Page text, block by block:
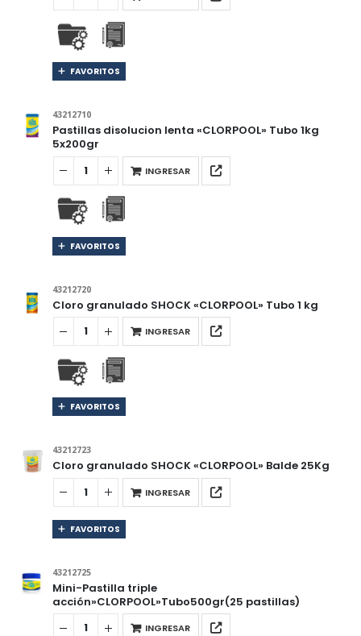
FAVORITOS
43212710
Pastillas disolucion lenta «CLORPOOL» Tubo 1kg
5x200gr
INGRESAR
FAVORITOS
43212720
Cloro granulado SHOCK «CLORPOOL» Tubo 1 kg
INGRESAR
FAVORITOS
43212723
Cloro granulado SHOCK «CLORPOOL» Balde 25Kg
INGRESAR
FAVORITOS
43212725
Mini-Pastilla triple
acción»CLORPOOL»Tubo500gr(25 pastillas)
INGRESAR